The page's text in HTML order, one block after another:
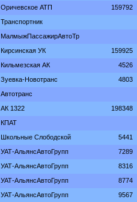
Оричевское АТП 159792
Транспортник
МалмыжПассажирАвтоТр
Кирсинская УК 159925
Кильмезская АК 4526
Зуевка-Новотранс 4803
Автотранс
АК 1322 198348
КПАТ
Школьные Слободской 5441
УАТ-АльянсАвтоГрупп 7289
УАТ-АльянсАвтоГрупп 8316
УАТ-АльянсАвтоГрупп 8774
УАТ-АльянсАвтоГрупп 9567